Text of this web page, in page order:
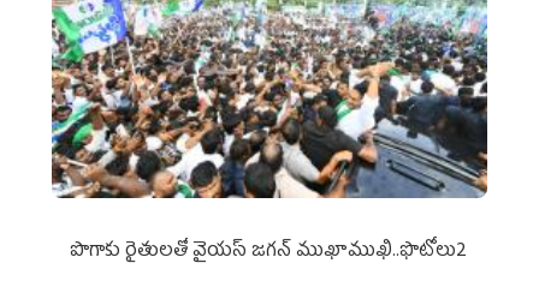
పొగాకు రైతుల‌తో వైయ‌స్ జ‌గ‌న్ ముఖాముఖి..ఫొటోలు2